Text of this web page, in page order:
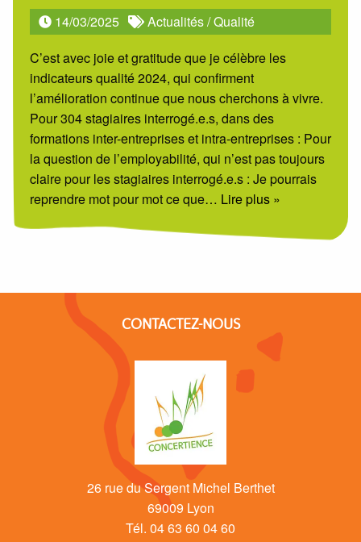
14/03/2025 Actualités/Qualité
C’est avec joie et gratitude que je célèbre les
indicateurs qualité 2024, qui confirment
l’amélioration continue que nous cherchons à vivre.
Pour 304 stagiaires interrogé.e.s, dans des
formations inter-entreprises et intra-entreprises : Pour
la question de l’employabilité, qui n’est pas toujours
claire pour les stagiaires interrogé.e.s : Je pourrais
reprendre mot pour mot ce que… Lire plus »
CONTACTEZ-NOUS
26 rue du Sergent Michel Berthet
69009 Lyon
Tél. 04 63 60 04 60